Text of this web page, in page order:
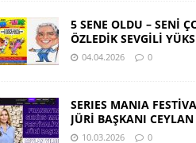
5 SENE OLDU – SENİ
ÖZLEDİK SEVGİLİ
04.04.2026 0
SERIES MANIA
JÜRİ BAŞKANI
10.03.2026 0